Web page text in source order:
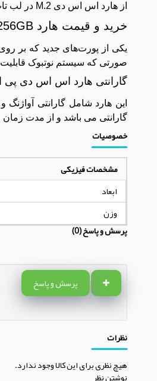
از هارد اس اس دی M.2 در لب تاب های جدید استفاده می شود.
خرید و قیمت هارد SSD Lexar M.2 NVME 2280-NM620 256GB گارانتی آواژنگ
صورتی که سیستم نوتبوک
گارانتی هارد اس اس دی پی ان وای 500
این هارد شامل گارانتی
گارانتی می باشد و از مدت
خصوصیات
مشخصات فیزیکی
ابعاد
وزن
پرسش و پاسخ (0)
پرسش و پاسخ
نظرات
هیچ نظری برای این کالا وجود ندارد.
نوشتن نظر